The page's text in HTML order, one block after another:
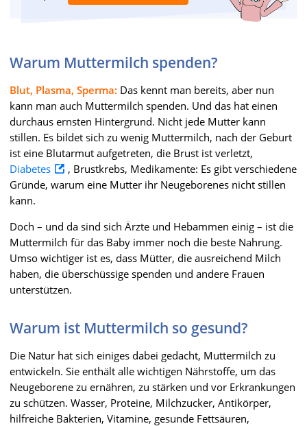
Warum Muttermilch spenden?
Blut, Plasma, Sperma: Das kennt man bereits, aber nun
kann man auch Muttermilch spenden. Und das hat einen
durchaus ernsten Hintergrund. Nicht jede Mutter kann
stillen. Es bildet sich zu wenig Muttermilch, nach der Geburt
ist eine Blutarmut aufgetreten, die Brust ist verletzt,
Diabetes
, Brustkrebs, Medikamente: Es gibt verschiedene
Gründe, warum eine Mutter ihr Neugeborenes nicht stillen
kann.
Doch – und da sind sich Ärzte und Hebammen einig – ist die
Muttermilch für das Baby immer noch die beste Nahrung.
Umso wichtiger ist es, dass Mütter, die ausreichend Milch
haben, die überschüssige spenden und andere Frauen
unterstützen.
Warum ist Muttermilch so gesund?
Die Natur hat sich einiges dabei gedacht, Muttermilch zu
entwickeln. Sie enthält alle wichtigen Nährstoffe, um das
Neugeborene zu ernähren, zu stärken und vor Erkrankungen
zu schützen. Wasser, Proteine, Milchzucker, Antikörper,
hilfreiche Bakterien, Vitamine, gesunde Fettsäuren,